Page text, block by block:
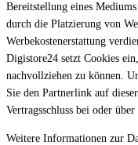
Bereitstellung eines
durch die Platzierung von
Werbekostenerstattung
Digistore24 setzt Cookies
nachvollziehen zu können.
Sie den Partnerlink auf
Vertragsschluss bei oder
Weitere Informationen zur